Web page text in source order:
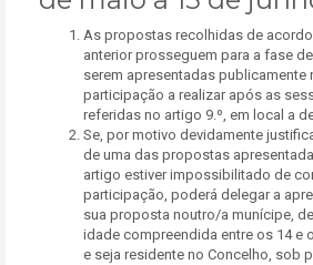
As propostas recolhidas de
anterior prosseguem para a fase
serem apresentadas publicamente
participação a realizar após as
referidas no artigo 9.º, em local a
Se, por motivo devidamente
de uma das propostas
artigo estiver impossibilitado de
participação, poderá delegar a
sua proposta noutro/a munícipe,
idade compreendida entre os 14 e
e seja residente no Concelho, sob